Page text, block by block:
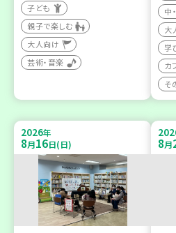
子ども
親子で楽しむ
大人向け
芸術・音楽
中
大
学
カ
そ
2026年
8月16日(日) 8月